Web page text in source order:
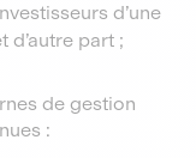
d’une
part ;
de gestion
: